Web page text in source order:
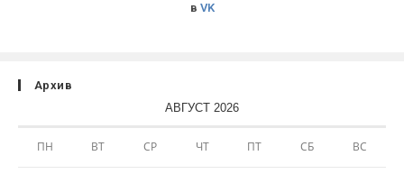
в VK
Архив
АВГУСТ 2026
ПН ВТ СР ЧТ ПТ СБ ВС